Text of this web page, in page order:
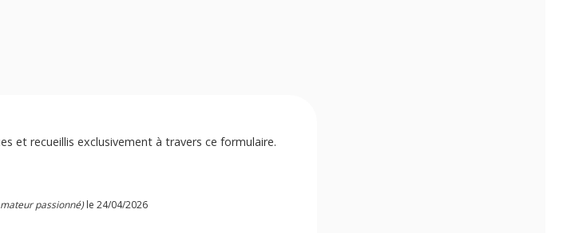
et recueillis exclusivement à travers ce formulaire.
passionné)le 24/04/2026